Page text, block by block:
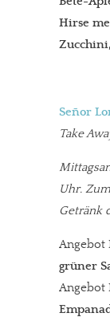
Hirse
Señor
Take
Uhr.
Getränk
Angebot
grüner
Angebot